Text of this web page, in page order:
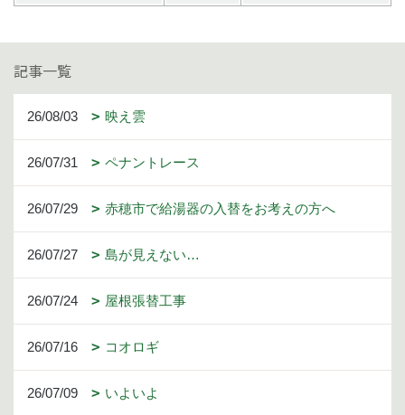
記事一覧
26/08/03 映え雲
26/07/31 ペナントレース
26/07/29 赤穂市で給湯器の入替をお考えの方へ
26/07/27 島が見えない…
26/07/24 屋根張替工事
26/07/16 コオロギ
26/07/09 いよいよ